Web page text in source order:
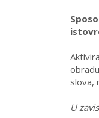
slova,
U